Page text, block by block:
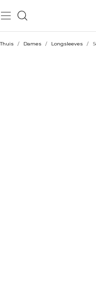
Thuis / Dames / Longsleeves /